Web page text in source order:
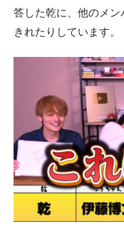
答した乾に、他のメ
きれたりしています。